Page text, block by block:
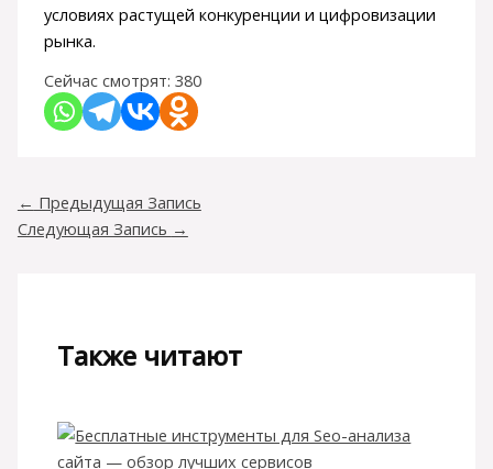
условиях растущей конкуренции и цифровизации
рынка.
Сейчас смотрят: 380
← Предыдущая Запись
Следующая Запись →
Также читают